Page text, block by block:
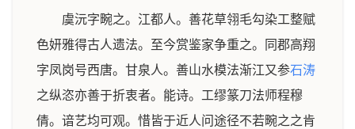
虞沅字畹之。江都人。善花草翎毛勾染工整赋
色妍雅得古人遗法。至今赏鉴家争重之。同郡高翔
字凤岗号西唐。甘泉人。善山水模法渐江又参石涛
之纵恣亦善于折衷者。能诗。工缪篆刀法师程穆
倩。谙艺均可观。惜皆于近人问途径不若畹之之肯